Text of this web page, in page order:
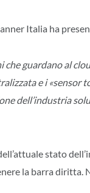
Italia ha
che guardano al
e i «sensor
dell’industria
stato
la barra diritta.